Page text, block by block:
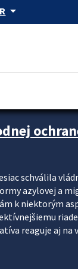
arrow_drop_down
schválila
azylovej a
k niektorým
reaguje aj na